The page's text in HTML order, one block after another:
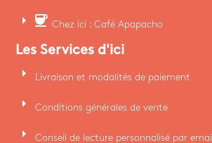
arrow_right coffee Chez ici : Café Apapacho
Les Services d'ici
arrow_right Livraison et modalités de paiement
arrow_right Conditions générales de vente
arrow_right Conseil de lecture personnalisé par email